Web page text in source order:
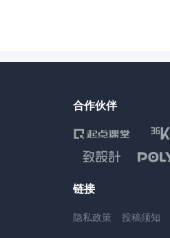
合作伙伴
链接
隐私政策 投稿须知